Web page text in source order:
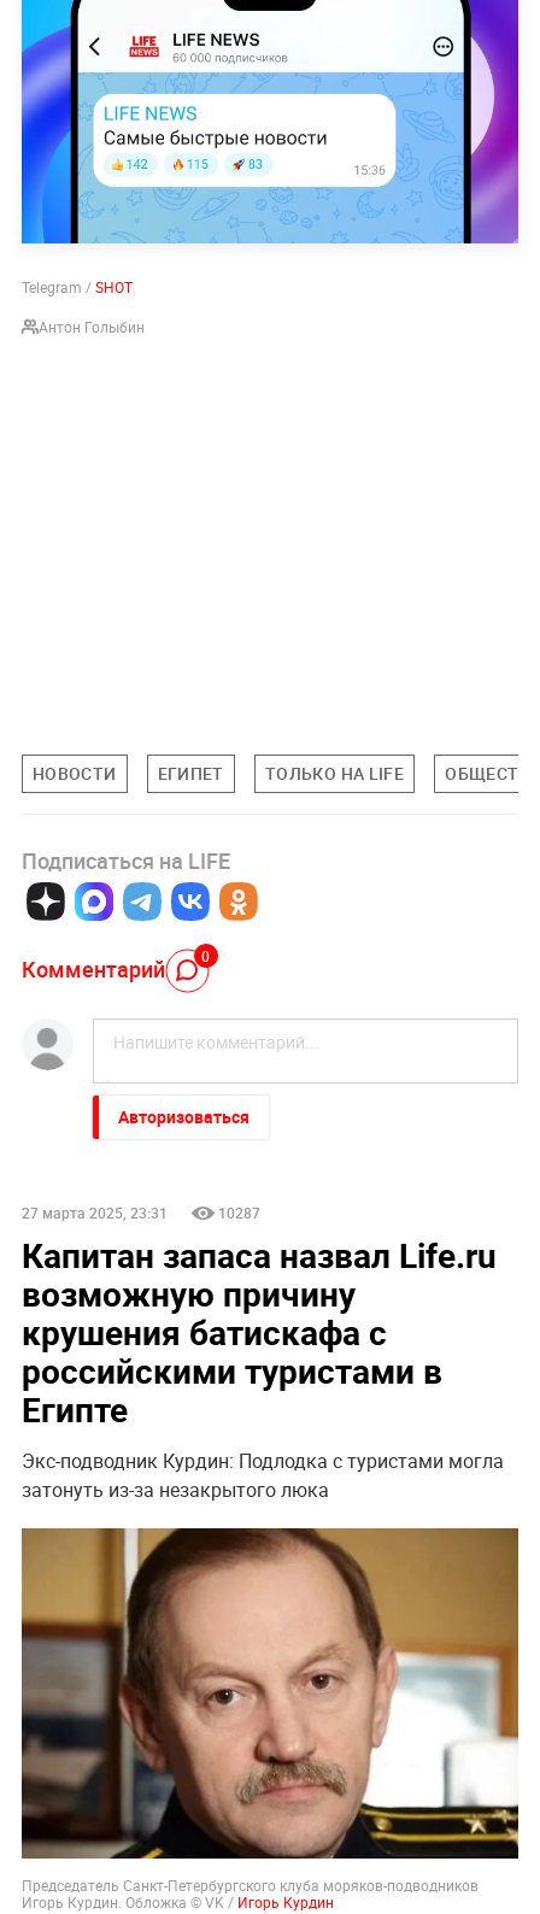
Telegram /SHOT
Антон Голыбин
НОВОСТИ ЕГИПЕТ ТОЛЬКО НА LIFE
Подписаться на LIFE
Комментарий 0
Авторизоваться
27 марта 2025, 23:31 10287
Капитан запаса назвал Life.ru
возможную причину
крушения батискафа с
российскими туристами в
Египте
Экс-подводник Курдин: Подлодка с туристами могла
затонуть из-за незакрытого люка
Председатель Санкт-Петербургского клуба моряков-подводников
Игорь Курдин. Обложка © VK / Игорь Курдин